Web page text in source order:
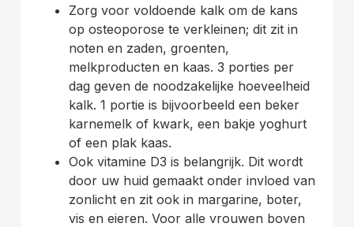
Zorg voor voldoende kalk om de kans
op osteoporose te verkleinen; dit zit in
noten en zaden, groenten,
melkproducten en kaas. 3 porties per
dag geven de noodzakelijke hoeveelheid
kalk. 1 portie is bijvoorbeeld een beker
karnemelk of kwark, een bakje yoghurt
of een plak kaas.
Ook vitamine D3 is belangrijk. Dit wordt
door uw huid gemaakt onder invloed van
zonlicht en zit ook in margarine, boter,
vis en eieren. Voor alle vrouwen boven